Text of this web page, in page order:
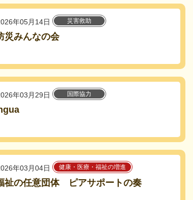
年05月14日 災害救助
災みんなの会
年03月29日 国際協力
年03月04日 健康・医療・福祉の増進
祉の任意団体 ピアサポートの奏